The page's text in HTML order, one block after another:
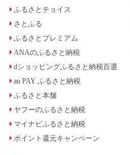
ふるさとチョイス
さとふる
ふるさとプレミアム
ANAのふるさと納税
dショッピングふるさと納税百選
au PAY ふるさと納税
ふるさと本舗
ヤフーのふるさと納税
マイナビふるさと納税
ポイント還元キャンペーン